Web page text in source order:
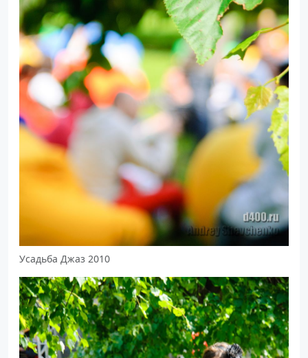
Усадьба Джаз 2010